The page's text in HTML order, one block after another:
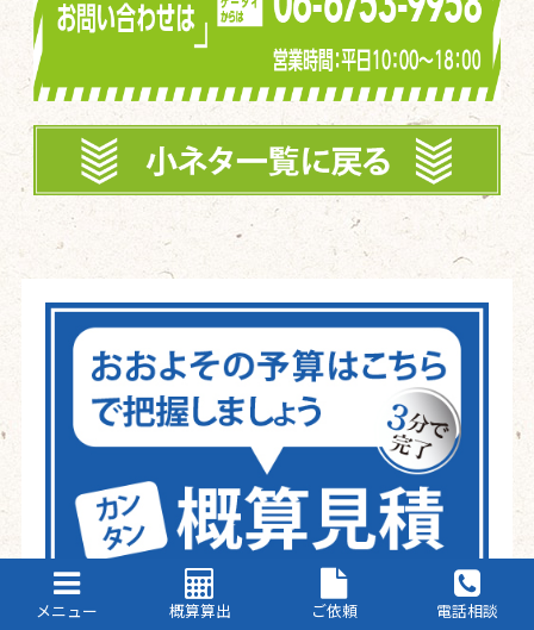
メニュー 概算算出 ご依頼 電話相談